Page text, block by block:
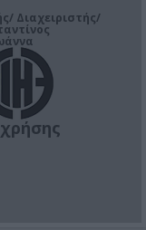
Διαχειριστής/